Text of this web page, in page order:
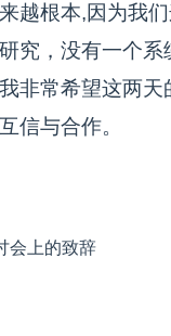
越根本,因为我
究，没有一个系
非常希望这两天
信与合作。
会上的致辞